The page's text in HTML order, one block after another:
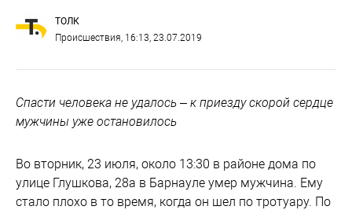
ТОЛК
Происшествия, 16:13, 23.07.2019
Спасти человека не удалось – к приезду скорой сердце
мужчины уже остановилось
Во вторник, 23 июля, около 13:30 в районе дома по
улице Глушкова, 28а в Барнауле умер мужчина. Ему
стало плохо в то время, когда он шел по тротуару. По